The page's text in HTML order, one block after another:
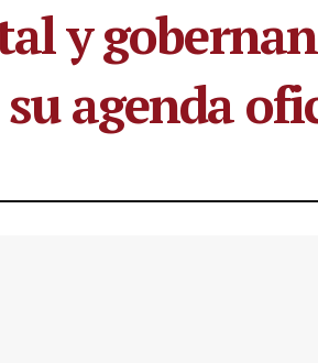
y
agenda